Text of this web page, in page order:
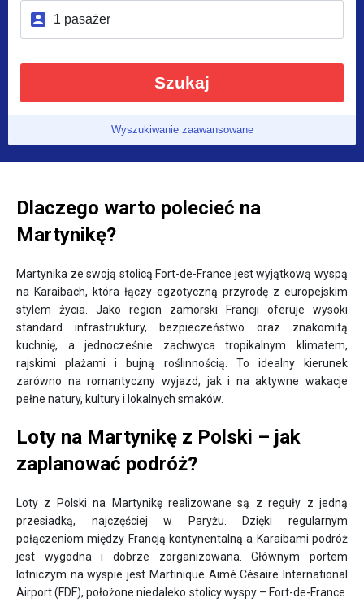
Szukaj
Wyszukiwanie zaawansowane
Dlaczego warto polecieć na
Martynikę?
Martynika ze swoją stolicą Fort-de-France jest wyjątkową wyspą
na Karaibach, która łączy egzotyczną przyrodę z europejskim
stylem życia. Jako region zamorski Francji oferuje wysoki
standard infrastruktury, bezpieczeństwo oraz znakomitą
kuchnię, a jednocześnie zachwyca tropikalnym klimatem,
rajskimi plażami i bujną roślinnością. To idealny kierunek
zarówno na romantyczny wyjazd, jak i na aktywne wakacje
pełne natury, kultury i lokalnych smaków.
Loty na Martynikę z Polski – jak
zaplanować podróż?
Loty z Polski na Martynikę realizowane są z reguły z jedną
przesiadką, najczęściej w Paryżu. Dzięki regularnym
połączeniom między Francją kontynentalną a Karaibami podróż
jest wygodna i dobrze zorganizowana. Głównym portem
lotniczym na wyspie jest Martinique Aimé Césaire International
Airport (FDF), położone niedaleko stolicy wyspy – Fort-de-France.